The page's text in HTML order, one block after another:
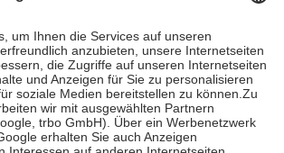
Es sind jedoch nie mehr als die tatsächlichen
zu entrichten.
grundsätzlich auch für Online-Apotheken.
Krankenpflege beträgt die
der Kosten sowie zehn Euro je
der Versicherten für ihre eigene Gesundheit zu